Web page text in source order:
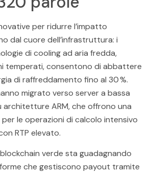
per ridurre l’impatto
dal cuore dell’infrastruttura: i
di cooling ad aria fredda,
temperati, consentono di abbattere
di raffreddamento fino al 30 %.
migrato verso server a bassa
ARM, che offrono una
le operazioni di calcolo intensivo
RTP elevato.
verde sta guadagnando
che gestiscono payout tramite